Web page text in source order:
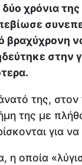
χρόνια
στην
της, στον
της με
για
οποία